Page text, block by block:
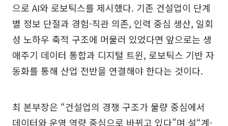
으로 AI와 로보틱스를 제시했다. 기존 건설업이 단계
별 정보 단절과 경험·직관 의존, 인력 중심 생산, 일회
성 노하우 축적 구조에 머물러 있었다면 앞으로는 생
애주기 데이터 통합과 디지털 트윈, 로보틱스 기반 자
동화를 통해 산업 전반을 연결해야 한다는 것이다.
최 본부장은 “건설업의 경쟁 구조가 물량 중심에서
데이터와 운영 역량 중심으로 바뀌고 있다”며 설“계·